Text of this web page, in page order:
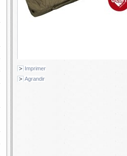
Imprimer
Agrandir